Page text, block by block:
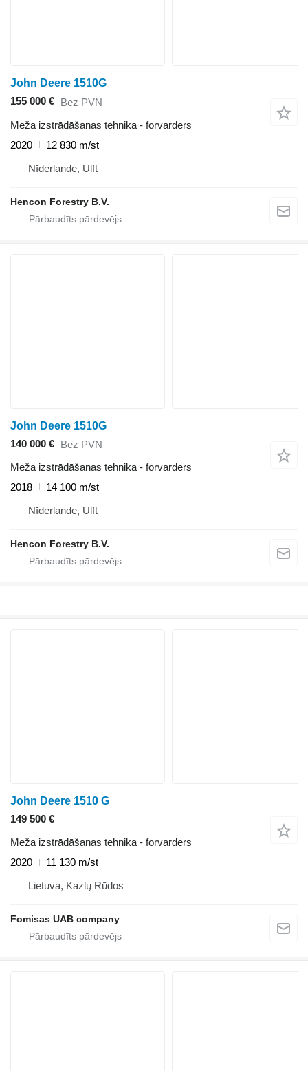
John Deere 1510G
155 000 € Bez PVN
Meža izstrādāšanas tehnika - forvarders
2020
12 830 m/st
Nīderlande, Ulft
Hencon Forestry B.V.
John Deere 1510G
140 000 € Bez PVN
Meža izstrādāšanas tehnika - forvarders
2018
14 100 m/st
Nīderlande, Ulft
Hencon Forestry B.V.
John Deere 1510 G
149 500 €
Meža izstrādāšanas tehnika - forvarders
2020
11 130 m/st
Lietuva, Kazlų Rūdos
Fomisas UAB company